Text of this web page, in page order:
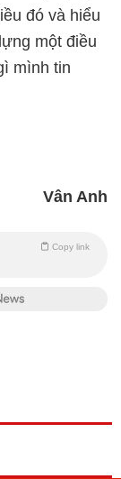
đó và hiểu
một điều
mình tin
Vân Anh
Copy link